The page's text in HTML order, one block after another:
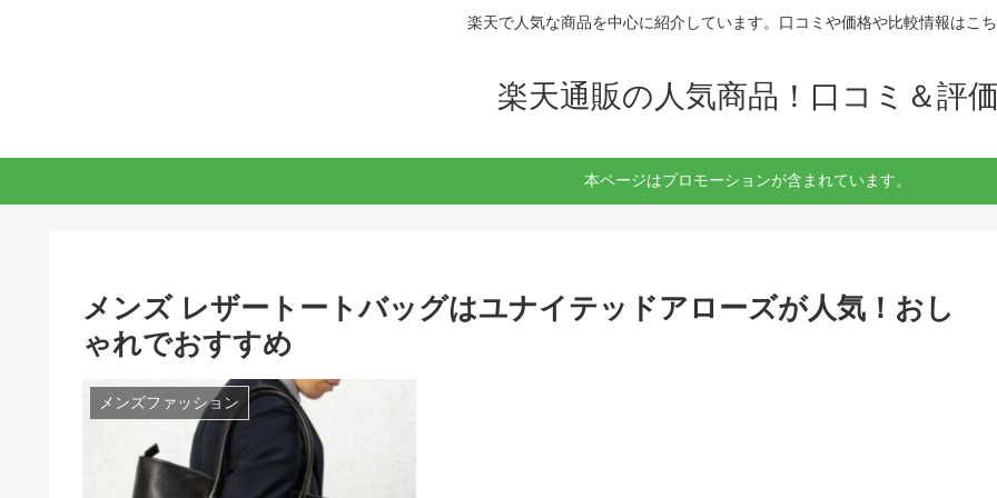
楽天で人気な商品を中心に紹介しています。口コミや価格や比較情報はこ
楽天通販の人気商品！口コミ＆評
本ページはプロモーションが含まれています。
メンズ レザートートバッグはユナイテッドアローズが人気！おし
ゃれでおすすめ
メンズファッション